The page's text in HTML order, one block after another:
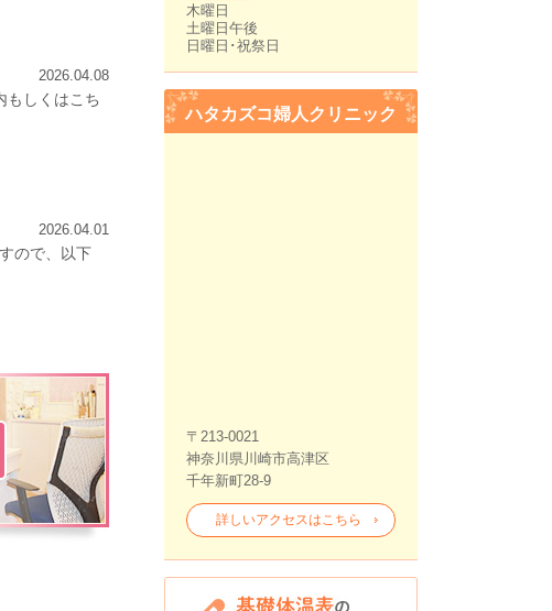
2026.04.08
もしくはこち
2026.04.01
ので、以下
木曜日
土曜日午後
日曜日･祝祭日
ハタカズコ婦人クリニック
〒213-0021
神奈川県川崎市高津区
千年新町28-9
詳しいアクセスはこちら